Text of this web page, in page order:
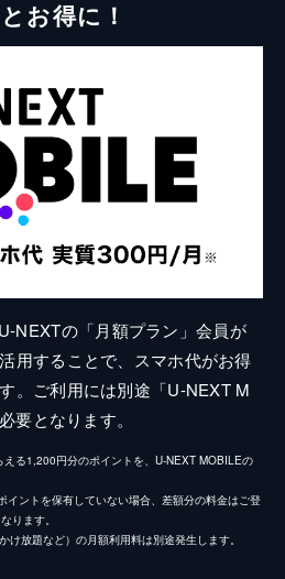
お得に！
NEXTの「月額プラン」会員が
用することで、スマホ代がお得
。ご利用には別途「U-NEXT M
要となります。
る1,200円分のポイントを、U-NEXT MOBILEの
イントを保有していない場合、差額分の料金はご登
ります。
放題など）の月額利用料は別途発生します。